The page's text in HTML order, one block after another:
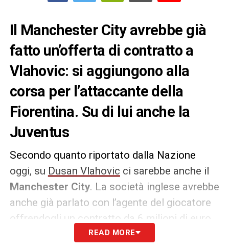
Il Manchester City avrebbe già
fatto un’offerta di contratto a
Vlahovic: si aggiungono alla
corsa per l’attaccante della
Fiorentina. Su di lui anche la
Juventus
Secondo quanto riportato dalla Nazione
oggi, su Dusan Vlahovic ci sarebbe anche il
Manchester City. La società inglese avrebbe
anche già parlato con l’agente del giocatore
offrendogli un contratto da 6 milioni di euro.
Fin qui sarebbe l’offerta più vantaggiosa per
READ MORE